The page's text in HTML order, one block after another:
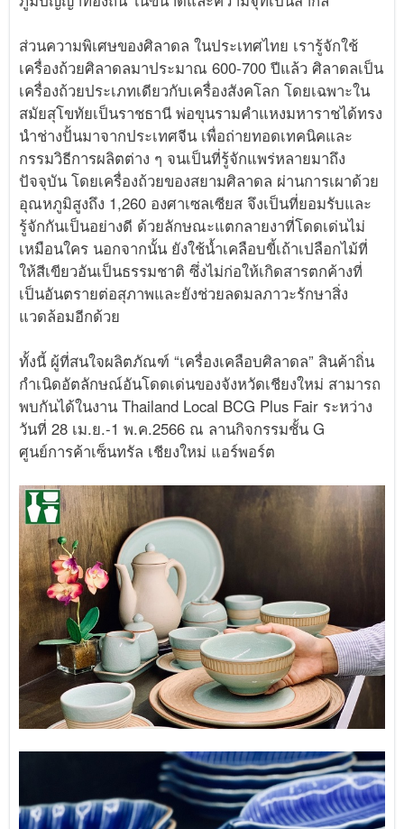
ส่วนความพิเศษของศิลาดล ในประเทศไทย เรารู้จักใช้
เครื่องถ้วยศิลาดลมาประมาณ 600-700 ปีแล้ว ศิลาดลเป็น
เครื่องถ้วยประเภทเดียวกับเครื่องสังคโลก โดยเฉพาะใน
สมัยสุโขทัยเป็นราชธานี พ่อขุนรามคำแหงมหาราชได้ทรง
นำช่างปั้นมาจากประเทศจีน เพื่อถ่ายทอดเทคนิคและ
กรรมวิธีการผลิตต่าง ๆ จนเป็นที่รู้จักแพร่หลายมาถึง
ปัจจุบัน โดยเครื่องถ้วยของสยามศิลาดล ผ่านการเผาด้วย
อุณหภูมิสูงถึง 1,260 องศาเซลเซียส จึงเป็นที่ยอมรับและ
รู้จักกันเป็นอย่างดี ด้วยลักษณะแตกลายงาที่โดดเด่นไม่
เหมือนใคร นอกจากนั้น ยังใช้น้ำเคลือบขี้เถ้าเปลือกไม้ที่
ให้สีเขียวอันเป็นธรรมชาติ ซึ่งไม่ก่อให้เกิดสารตกค้างที่
เป็นอันตรายต่อสุภาพและยังช่วยลดมลภาวะรักษาสิ่ง
แวดล้อมอีกด้วย
ทั้งนี้ ผู้ที่สนใจผลิตภัณฑ์ “เครื่องเคลือบศิลาดล” สินค้าถิ่น
กำเนิดอัตลักษณ์อันโดดเด่นของจังหวัดเชียงใหม่ สามารถ
พบกันได้ในงาน Thailand Local BCG Plus Fair ระหว่าง
วันที่ 28 เม.ย.-1 พ.ค.2566 ณ ลานกิจกรรมชั้น G
ศูนย์การค้าเซ็นทรัล เชียงใหม่ แอร์พอร์ต